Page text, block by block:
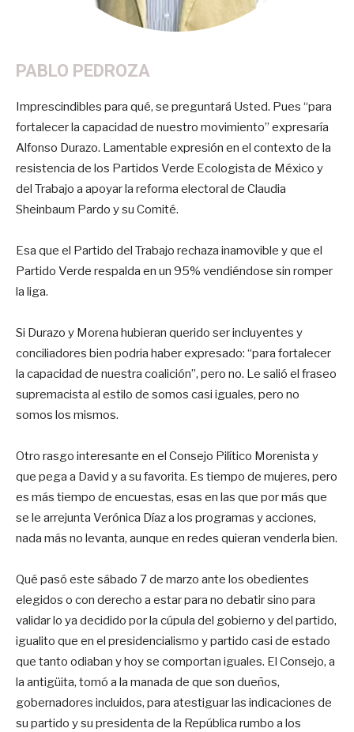
PABLO PEDROZA
Imprescindibles para qué, se preguntará Usted. Pues “para
fortalecer la capacidad de nuestro movimiento” expresaría
Alfonso Durazo. Lamentable expresión en el contexto de la
resistencia de los Partidos Verde Ecologista de México y
del Trabajo a apoyar la reforma electoral de Claudia
Sheinbaum Pardo y su Comité.
Esa que el Partido del Trabajo rechaza inamovible y que el
Partido Verde respalda en un 95% vendiéndose sin romper
la liga.
Si Durazo y Morena hubieran querido ser incluyentes y
conciliadores bien podria haber expresado: “para fortalecer
la capacidad de nuestra coalición”, pero no. Le salió el fraseo
supremacista al estilo de somos casi iguales, pero no
somos los mismos.
Otro rasgo interesante en el Consejo Pilítico Morenista y
que pega a David y a su favorita. Es tiempo de mujeres, pero
es más tiempo de encuestas, esas en las que por más que
se le arrejunta Verónica Díaz a los programas y acciones,
nada más no levanta, aunque en redes quieran venderla bien.
Qué pasó este sábado 7 de marzo ante los obedientes
elegidos o con derecho a estar para no debatir sino para
validar lo ya decidido por la cúpula del gobierno y del partido,
igualito que en el presidencialismo y partido casi de estado
que tanto odiaban y hoy se comportan iguales. El Consejo, a
la antigüita, tomó a la manada de que son dueños,
gobernadores incluidos, para atestiguar las indicaciones de
su partido y su presidenta de la República rumbo a los